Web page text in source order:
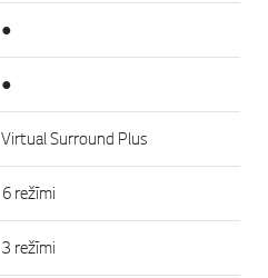
●
●
Virtual Surround Plus
6 režīmi
3 režīmi